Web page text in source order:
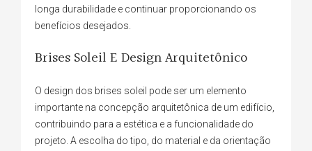
longa durabilidade e continuar proporcionando os
benefícios desejados.
Brises Soleil E Design Arquitetônico
O design dos brises soleil pode ser um elemento
importante na concepção arquitetônica de um edifício,
contribuindo para a estética e a funcionalidade do
projeto. A escolha do tipo, do material e da orientação